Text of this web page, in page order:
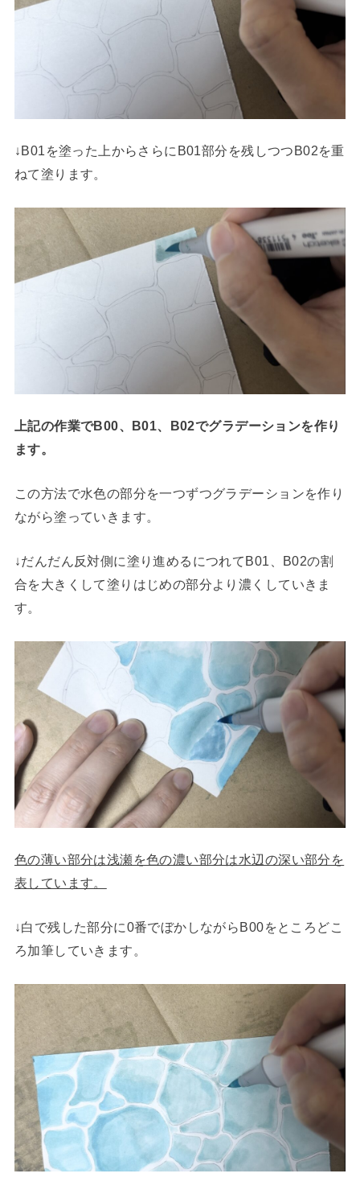
↓B01を塗った上からさらにB01部分を残しつつB02を重
ねて塗ります。
上記の作業でB00、B01、B02でグラデーションを作り
ます。
この方法で水色の部分を一つずつグラデーションを作り
ながら塗っていきます。
↓だんだん反対側に塗り進めるにつれてB01、B02の割
合を大きくして塗りはじめの部分より濃くしていきま
す。
色の薄い部分は浅瀬を色の濃い部分は水辺の深い部分を
表しています。
↓白で残した部分に0番でぼかしながらB00をところどこ
ろ加筆していきます。